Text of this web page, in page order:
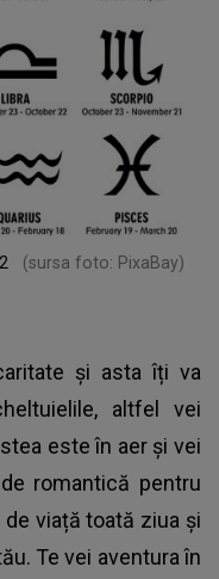
(sursa foto: PixaBay)
și asta îți va
altfel vei
este în aer și vei
romantică pentru
viață toată ziua și
Te vei aventura în